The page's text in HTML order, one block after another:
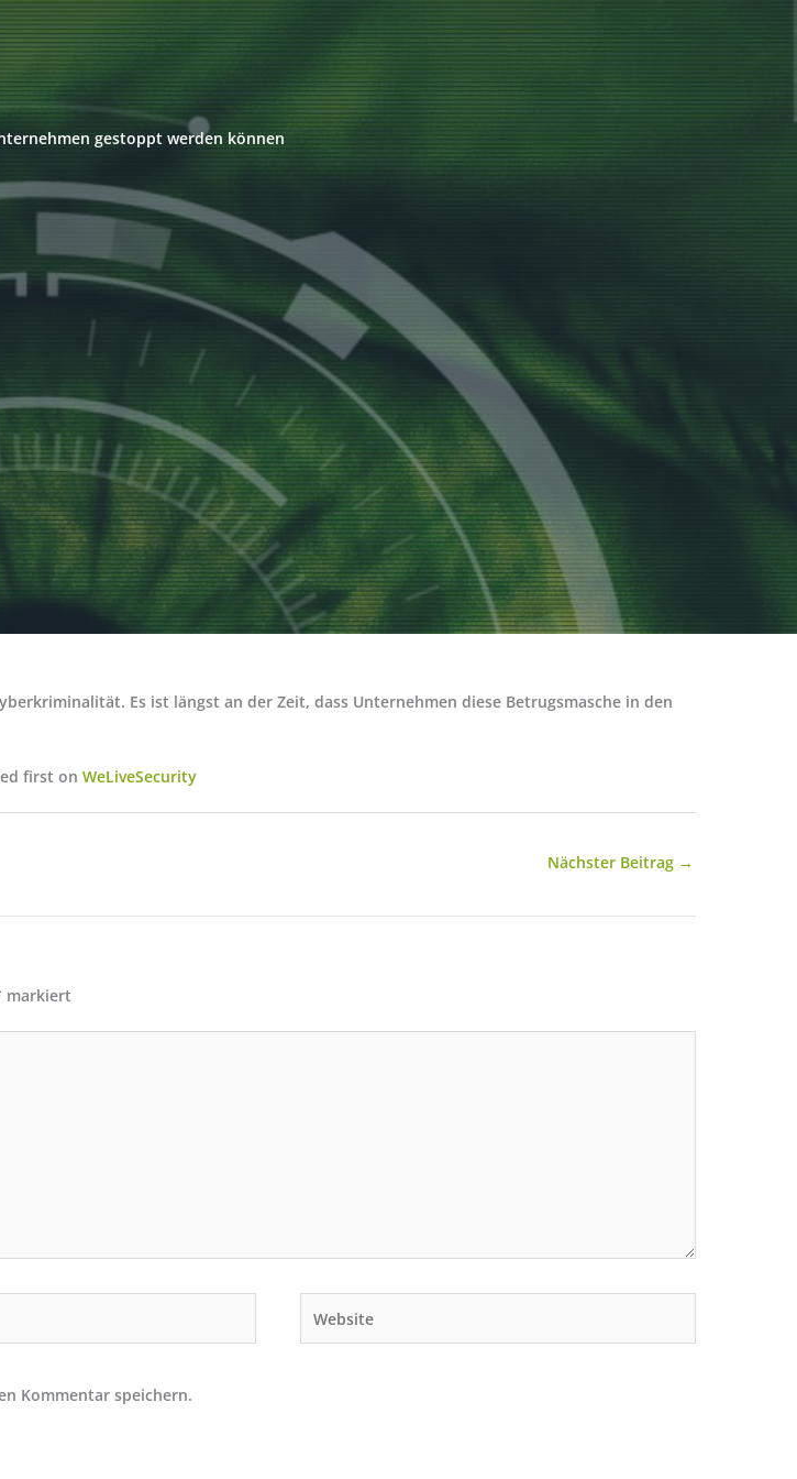
gestoppt werden können
Es ist längst an der Zeit, dass Unternehmen diese Betrugsmasche in den
first on WeLiveSecurity
Nächster Beitrag →
markiert
Kommentar speichern.